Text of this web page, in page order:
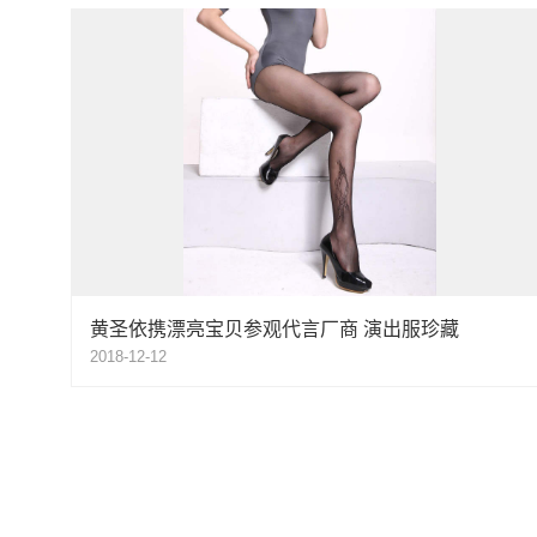
黄圣依携漂亮宝贝参观代言厂商 演出服珍藏
2018-12-12